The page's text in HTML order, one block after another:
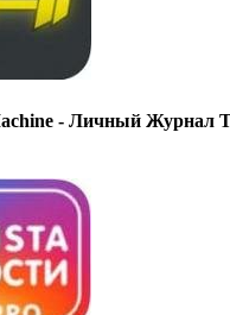
- Личный Журнал